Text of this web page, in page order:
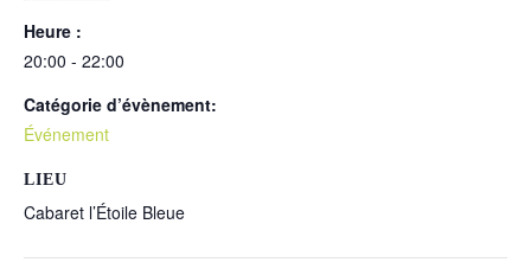
Heure :
20:00 - 22:00
Catégorie d’évènement:
Événement
LIEU
Cabaret l’Étoile Bleue